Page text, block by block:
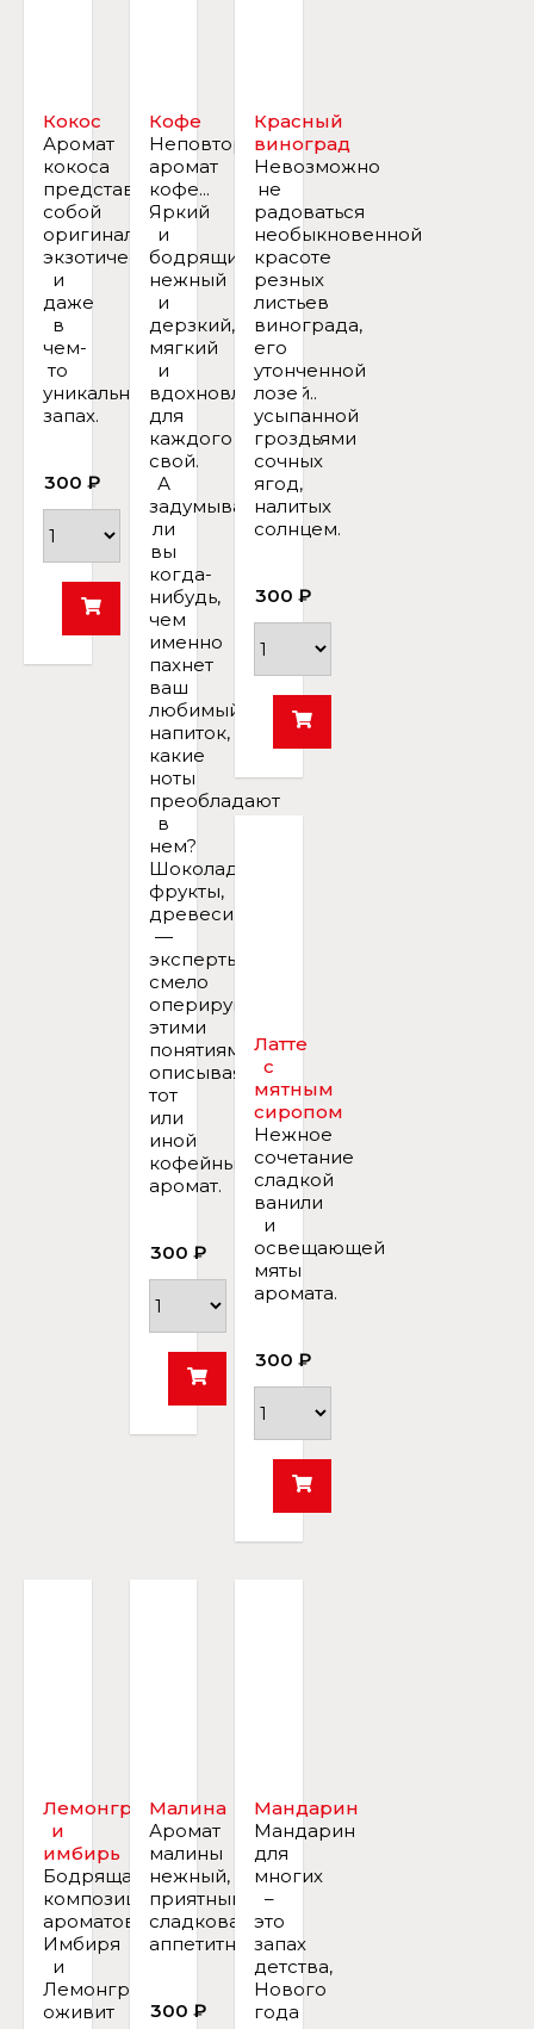
Кокос
Аромат
кокоса
представляет
собой
оригинальный,
экзотический
и
даже
в
чем-
то
уникальный
запах.
300 ₽
Кофе
Неповторимый
аромат
кофе...
Яркий
и
бодрящий,
нежный
и
дерзкий,
мягкий
и
вдохновляющий..
для
каждого
свой.
А
задумывались
ли
вы
когда-
нибудь,
чем
именно
пахнет
ваш
любимый
напиток,
какие
ноты
преобладают
в
нем?
Шоколад,
фрукты,
древесина
—
эксперты
смело
оперируют
этими
понятиями,
описывая
тот
или
иной
кофейный
аромат.
300 ₽
Красный
виноград
Невозможно
не
радоваться
необыкновенной
красоте
резных
листьев
винограда,
его
утонченной
лозе
усыпанной
гроздьями
сочных
ягод,
налитых
солнцем.
300 ₽
Латте
с
мятным
сиропом
Нежное
сочетание
сладкой
ванили
и
освещающей
мяты
аромата.
300 ₽
Лемонграсс
и
имбирь
Бодрящая
композиция
ароматов
Имбиря
и
Лемонграсса
оживит
Малина
Аромат
малины
нежный,
приятный,
сладковатый,
аппетитный.
300 ₽
Мандарин
Мандарин
для
многих
–
это
запах
детства,
Нового
года